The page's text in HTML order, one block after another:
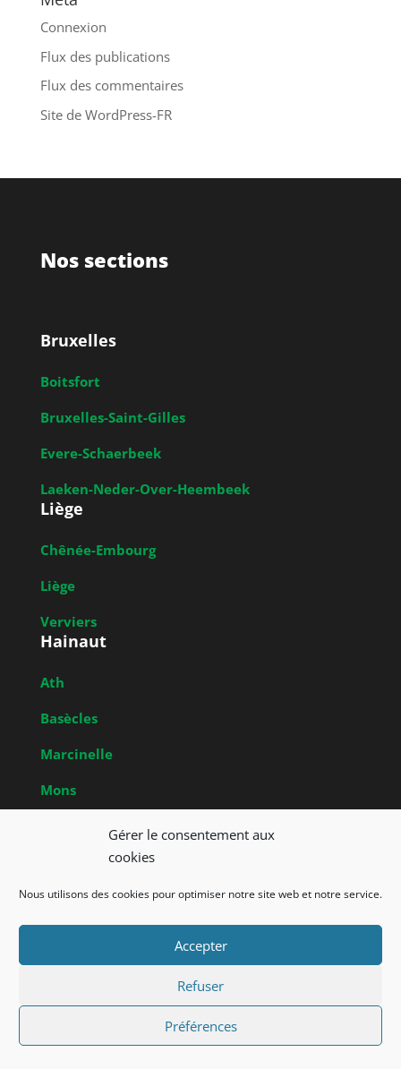
Gérer le consentement aux
cookies
Nous utilisons des cookies pour optimiser notre site web et notre service.
Accepter
Refuser
Préférences
Connexion
Flux des publications
Flux des commentaires
Site de WordPress-FR
Nos sections
Bruxelles
Boitsfort
Bruxelles-Saint-Gilles
Evere-Schaerbeek
Laeken-Neder-Over-Heembeek
Liège
Chênée-Embourg
Liège
Verviers
Hainaut
Ath
Basècles
Marcinelle
Mons
Brabant Wallon
Nivelles
Union Francophone des Amis de la Nature de
Belgique a.s.b.l. – Powered by Media2001